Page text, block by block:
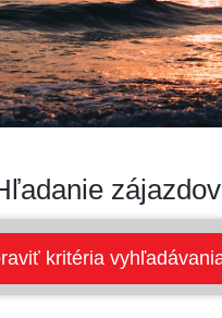
zájazdov